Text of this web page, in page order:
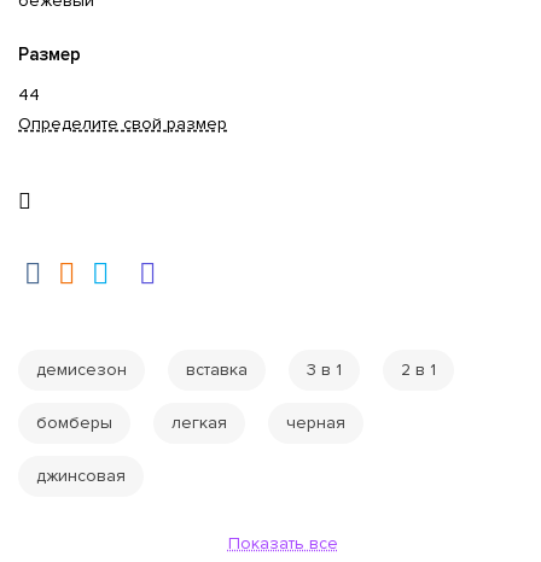
Размер
44
Определите свой размер
демисезон вставка 3 в 1 2 в 1
бомберы легкая черная
джинсовая
Показать все